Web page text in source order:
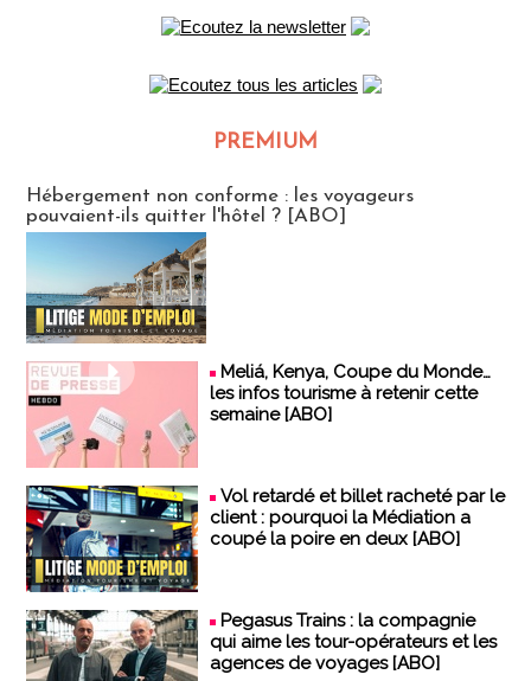
PREMIUM
Hébergement non conforme : les voyageurs
pouvaient-ils quitter l'hôtel ? [ABO]
Meliá, Kenya, Coupe du Monde…
les infos tourisme à retenir cette
semaine [ABO]
Vol retardé et billet racheté par le
client : pourquoi la Médiation a
coupé la poire en deux [ABO]
Pegasus Trains : la compagnie
qui aime les tour-opérateurs et les
agences de voyages [ABO]